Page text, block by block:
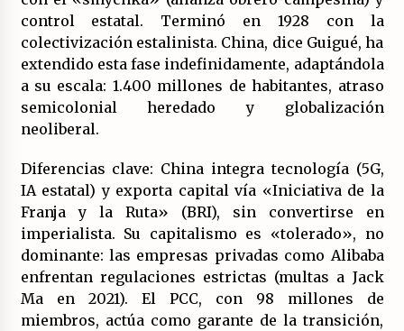
control estatal. Terminó en 1928 con la
colectivización estalinista. China, dice Guigué, ha
extendido esta fase indefinidamente, adaptándola
a su escala: 1.400 millones de habitantes, atraso
semicolonial heredado y globalización
neoliberal.
Diferencias clave: China integra tecnología (5G,
IA estatal) y exporta capital vía «Iniciativa de la
Franja y la Ruta» (BRI), sin convertirse en
imperialista. Su capitalismo es «tolerado», no
dominante: las empresas privadas como Alibaba
enfrentan regulaciones estrictas (multas a Jack
Ma en 2021). El PCC, con 98 millones de
miembros, actúa como garante de la transición,